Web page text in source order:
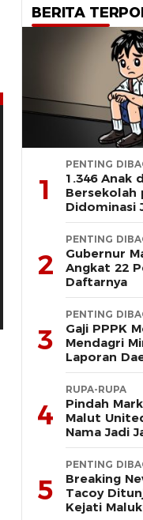
BERITA
1
PENTING
1.346 Anak
Bersekolah
Didominasi
2
PENTING
Gubernur
Angkat 22
Daftarnya
3
PENTING
Gaji PPPK
Mendagri
Laporan
Bayar
4
RUPA-RUPA
Pindah
Malut
Nama Jadi
5
PENTING
Breaking
Tacoy
Kejati